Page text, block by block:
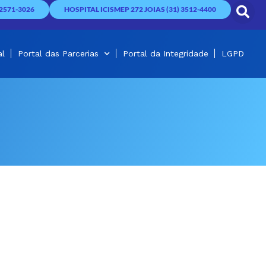
3026 HOSPITAL ICISMEP 272 JOIAS (31) 3512-4400
Portal das Parcerias Portal da Integridade LGPD